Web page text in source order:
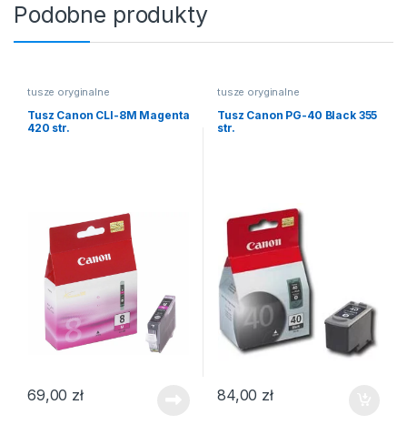
Podobne produkty
tusze oryginalne
Tusz Canon CLI-8M Magenta
420 str.
69,00 zł
tusze oryginalne
Tusz Canon PG-40 Black 355
str.
84,00 zł